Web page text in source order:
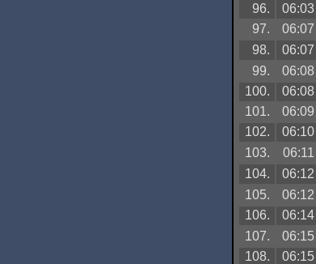
96.
06:03
97.
06:07
98.
06:07
99.
06:08
100.
06:08
101.
06:09
102.
06:10
103.
06:11
104.
06:12
105.
06:12
106.
06:14
107.
06:15
108.
06:15